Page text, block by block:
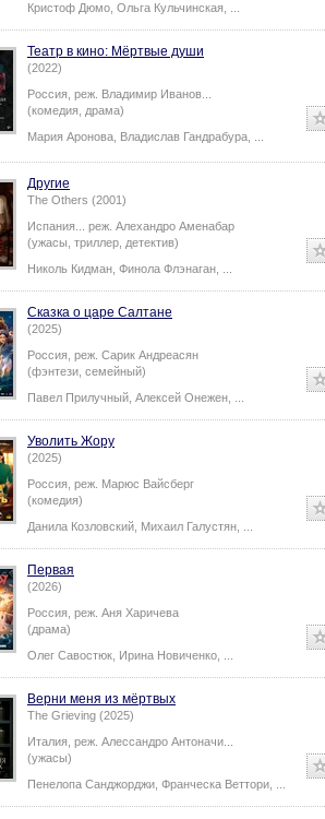
Кристоф Дюмо Ольга Кульчинская
Театр в кино: Мёртвые души
(2022)
Россия, реж. Владимир Иванов
(комедия, драма)
Мария Аронова Владислав Гандрабура
Другие
The Others (2001)
Испания... реж. Алехандро Аменабар
(ужасы, триллер, детектив)
Николь Кидман Финола Флэнаган
Сказка о царе Салтане
(2025)
Россия, реж. Сарик Андреасян
(фэнтези, семейный)
Павел Прилучный Алексей Онежен
Уволить Жору
(2025)
Россия, реж. Марюс Вайсберг
(комедия)
Данила Козловский Михаил Галустян
Первая
(2026)
Россия, реж. Аня Харичева
(драма)
Олег Савостюк Ирина Новиченко
Верни меня из мёртвых
The Grieving (2025)
Италия, реж. Алессандро Антоначи
(ужасы)
Пенелопа Санджорджи Франческа Веттори